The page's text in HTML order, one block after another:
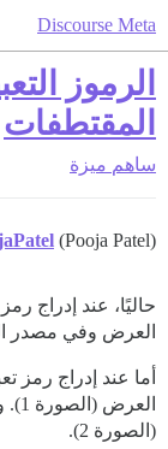
Discourse Meta
الرموز
المقتطفات
ساهم ميزة
(Pooja Patel)
حاليًا، عند إدراج
العرض وفي مصدر
أما عند إدراج
(الصورة 2).